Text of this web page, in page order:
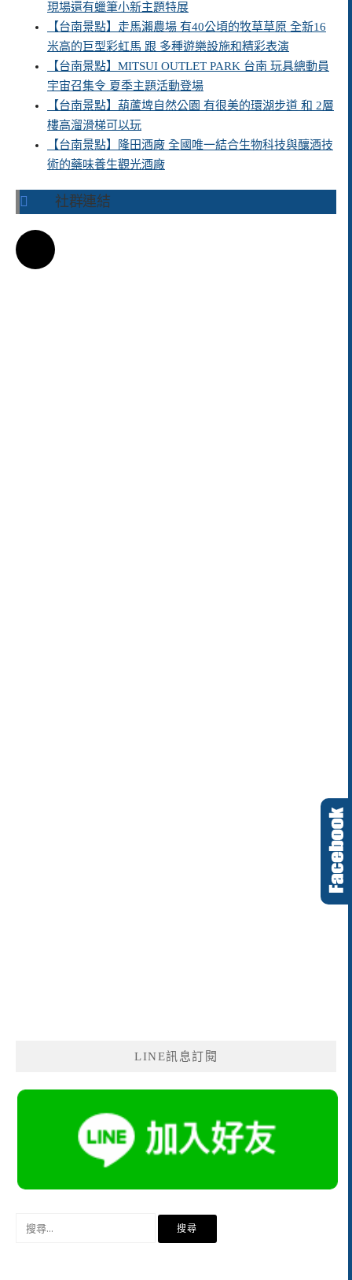
現場還有蠟筆小新主題特展
【台南景點】走馬瀨農場 有40公頃的牧草草原 全新16
米高的巨型彩虹馬 跟 多種遊樂設施和精彩表演
【台南景點】MITSUI OUTLET PARK 台南 玩具總動員
宇宙召集令 夏季主題活動登場
【台南景點】葫蘆埤自然公園 有很美的環湖步道 和 2層
樓高溜滑梯可以玩
【台南景點】隆田酒廠 全國唯一結合生物科技與釀酒技
術的藥味養生觀光酒廠
社群連結
LINE訊息訂閱